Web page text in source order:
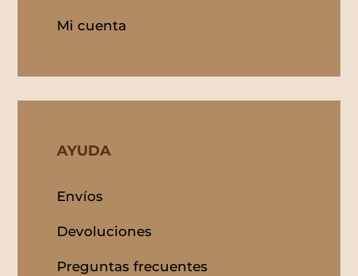
Mi cuenta
AYUDA
Envíos
Devoluciones
Preguntas frecuentes